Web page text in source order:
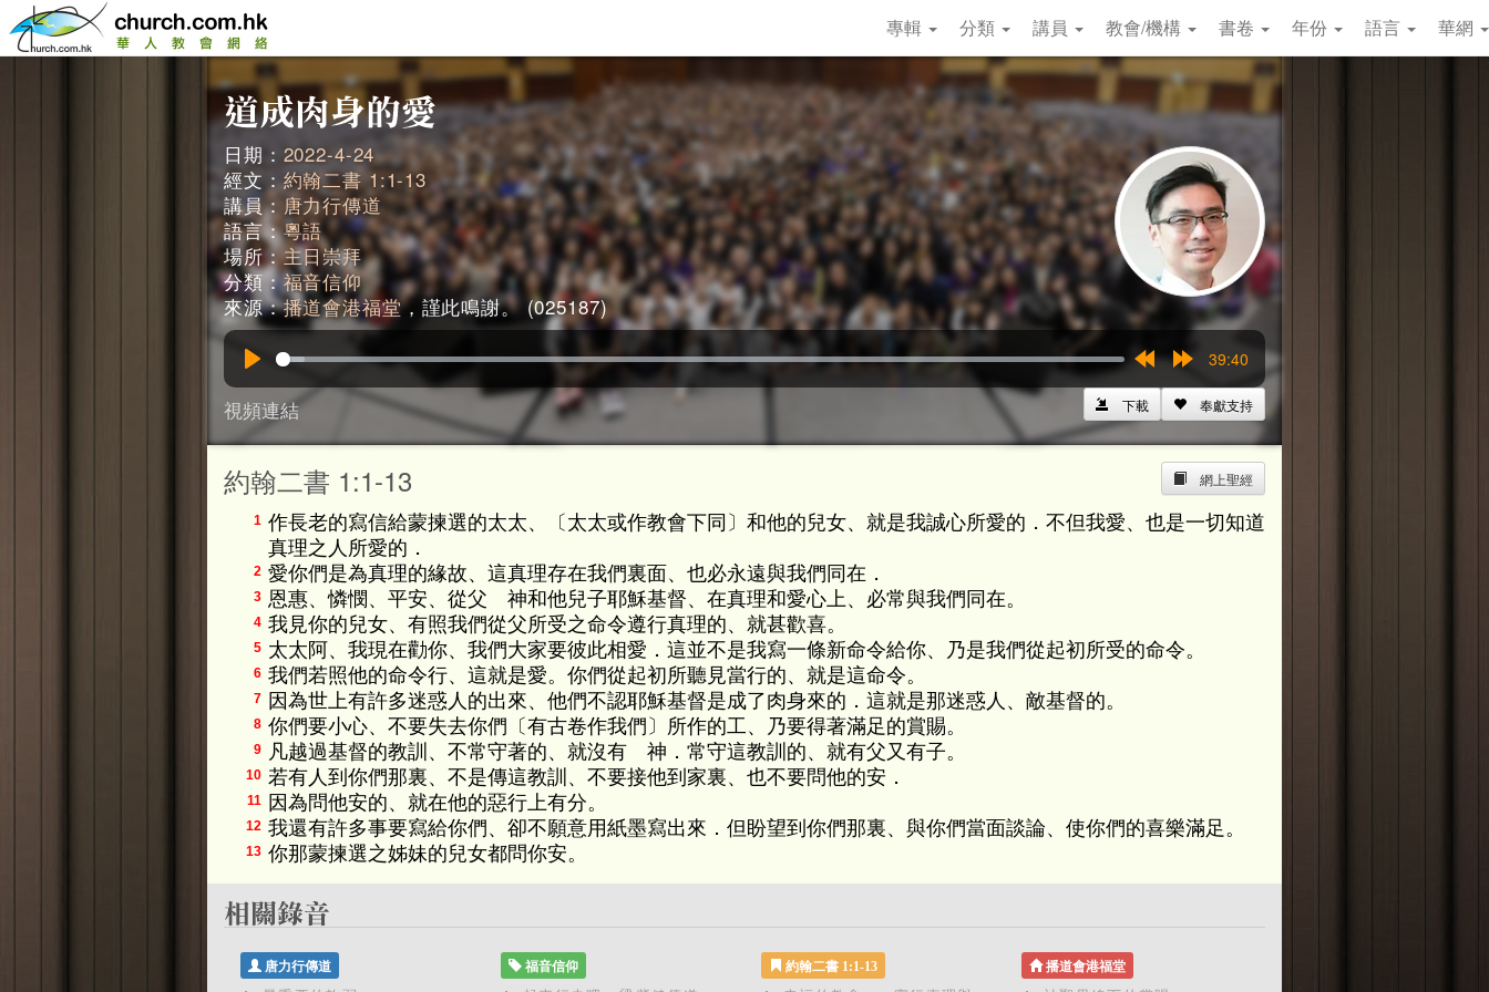
專輯 分類 講員 教會/機構 書卷 年份 語言 華網
日期： 2022-4-24
經文：約翰二書 1:1-13
講員： 唐力行傳道
語言：粵語
場所：主日崇拜
分類：福音信仰
來源：播道會港福堂，謹此鳴謝。 (025187)
15s
15s
39:40
視頻連結 奉獻支持
下載
網上聖經
約翰二書 1:1-13
1 作長老的寫信給蒙揀選的太太、〔太太或作教會下同〕和他的兒女、就是我誠心所愛的．不但我愛、也是一切知道
真理之人所愛的．
2 愛你們是為真理的緣故、這真理存在我們裏面、也必永遠與我們同在．
3 恩惠、憐憫、平安、從父 神和他兒子耶穌基督、在真理和愛心上、必常與我們同在。
4 我見你的兒女、有照我們從父所受之命令遵行真理的、就甚歡喜。
5 太太阿、我現在勸你、我們大家要彼此相愛．這並不是我寫一條新命令給你、乃是我們從起初所受的命令。
6 我們若照他的命令行、這就是愛。你們從起初所聽見當行的、就是這命令。
7 因為世上有許多迷惑人的出來、他們不認耶穌基督是成了肉身來的．這就是那迷惑人、敵基督的。
8 你們要小心、不要失去你們〔有古卷作我們〕所作的工、乃要得著滿足的賞賜。
9 凡越過基督的教訓、不常守著的、就沒有 神．常守這教訓的、就有父又有子。
10 若有人到你們那裏、不是傳這教訓、不要接他到家裏、也不要問他的安．
11 因為問他安的、就在他的惡行上有分。
12 我還有許多事要寫給你們、卻不願意用紙墨寫出來．但盼望到你們那裏、與你們當面談論、使你們的喜樂滿足。
13 你那蒙揀選之姊妹的兒女都問你安。
唐力行傳道 福音信仰 約翰二書 1:1-13 播道會港福堂